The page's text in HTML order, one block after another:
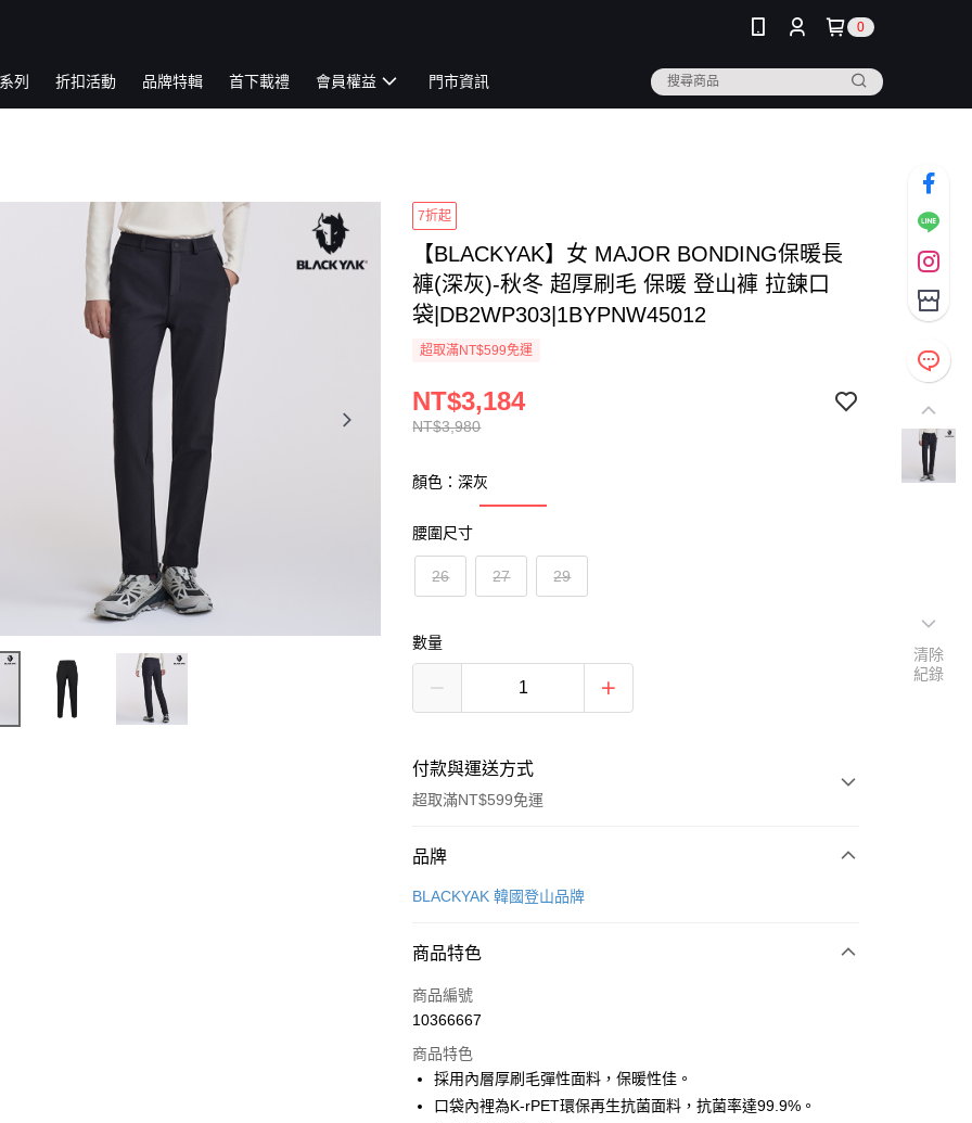
0
列 折扣活動 品牌特輯 首下載禮 會員權益 門市資訊
7折起
【BLACKYAK】女 MAJOR BONDING保暖長
褲(深灰)-秋冬 超厚刷毛 保暖 登山褲 拉鍊口
袋|DB2WP303|1BYPNW45012
超取滿NT$599免運
NT$3,980
NT$3,184
顏色：深灰
腰圍尺寸
26 27 29
數量
付款與運送方式
超取滿NT$599免運
付款方式
信用卡一次付款
Apple Pay
街口支付
悠遊付
品牌
BLACKYAK 韓國登山品牌
商品特色
商品編號
10366667
商品特色
採用內層厚刷毛彈性面料，保暖性佳。
口袋內裡為K-rPET環保再生抗菌面料，抗菌率達99.9%。
清除
紀錄